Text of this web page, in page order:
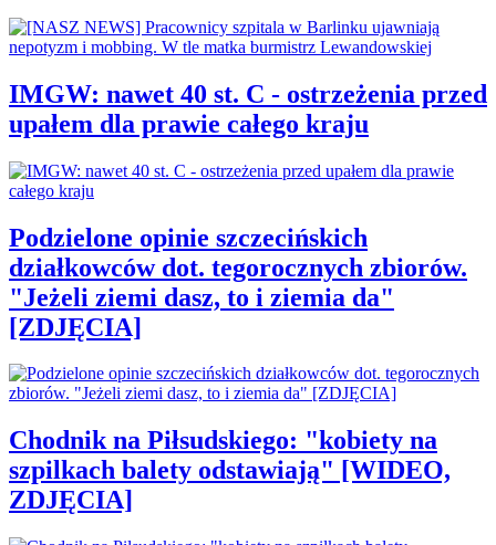
IMGW: nawet 40 st. C - ostrzeżenia przed
upałem dla prawie całego kraju
Podzielone opinie szczecińskich
działkowców dot. tegorocznych zbiorów.
"Jeżeli ziemi dasz, to i ziemia da"
[ZDJĘCIA]
Chodnik na Piłsudskiego: "kobiety na
szpilkach balety odstawiają" [WIDEO,
ZDJĘCIA]